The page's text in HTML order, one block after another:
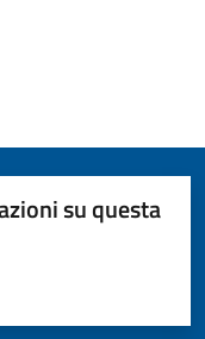
su questa